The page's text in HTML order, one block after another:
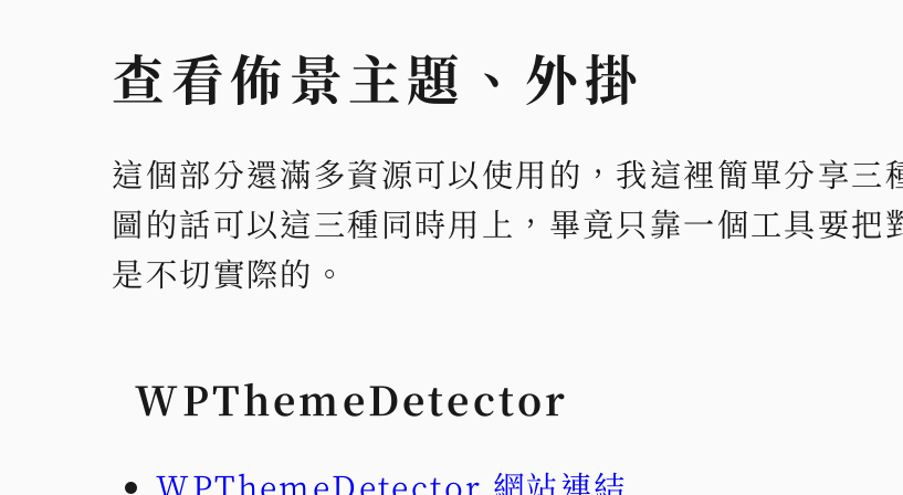
查看佈景主題、外掛
這個部分還滿多資源可以使用的，我這裡簡單分享三
圖的話可以這三種同時用上，畢竟只靠一個工具要把
是不切實際的。
WPThemeDetector
WPThemeDetector 網站連結